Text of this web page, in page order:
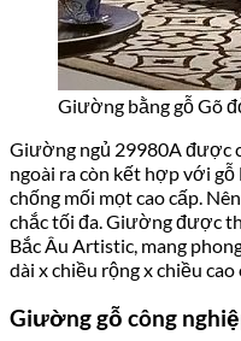
Giường bằng gỗ Gõ
Giường ngủ 29980A được
ngoài ra còn kết hợp với
chống mối mọt cao cấp.
chắc tối đa. Giường được
Bắc Âu Artistic, mang
dài x chiều rộng x chiều
Giường gỗ công